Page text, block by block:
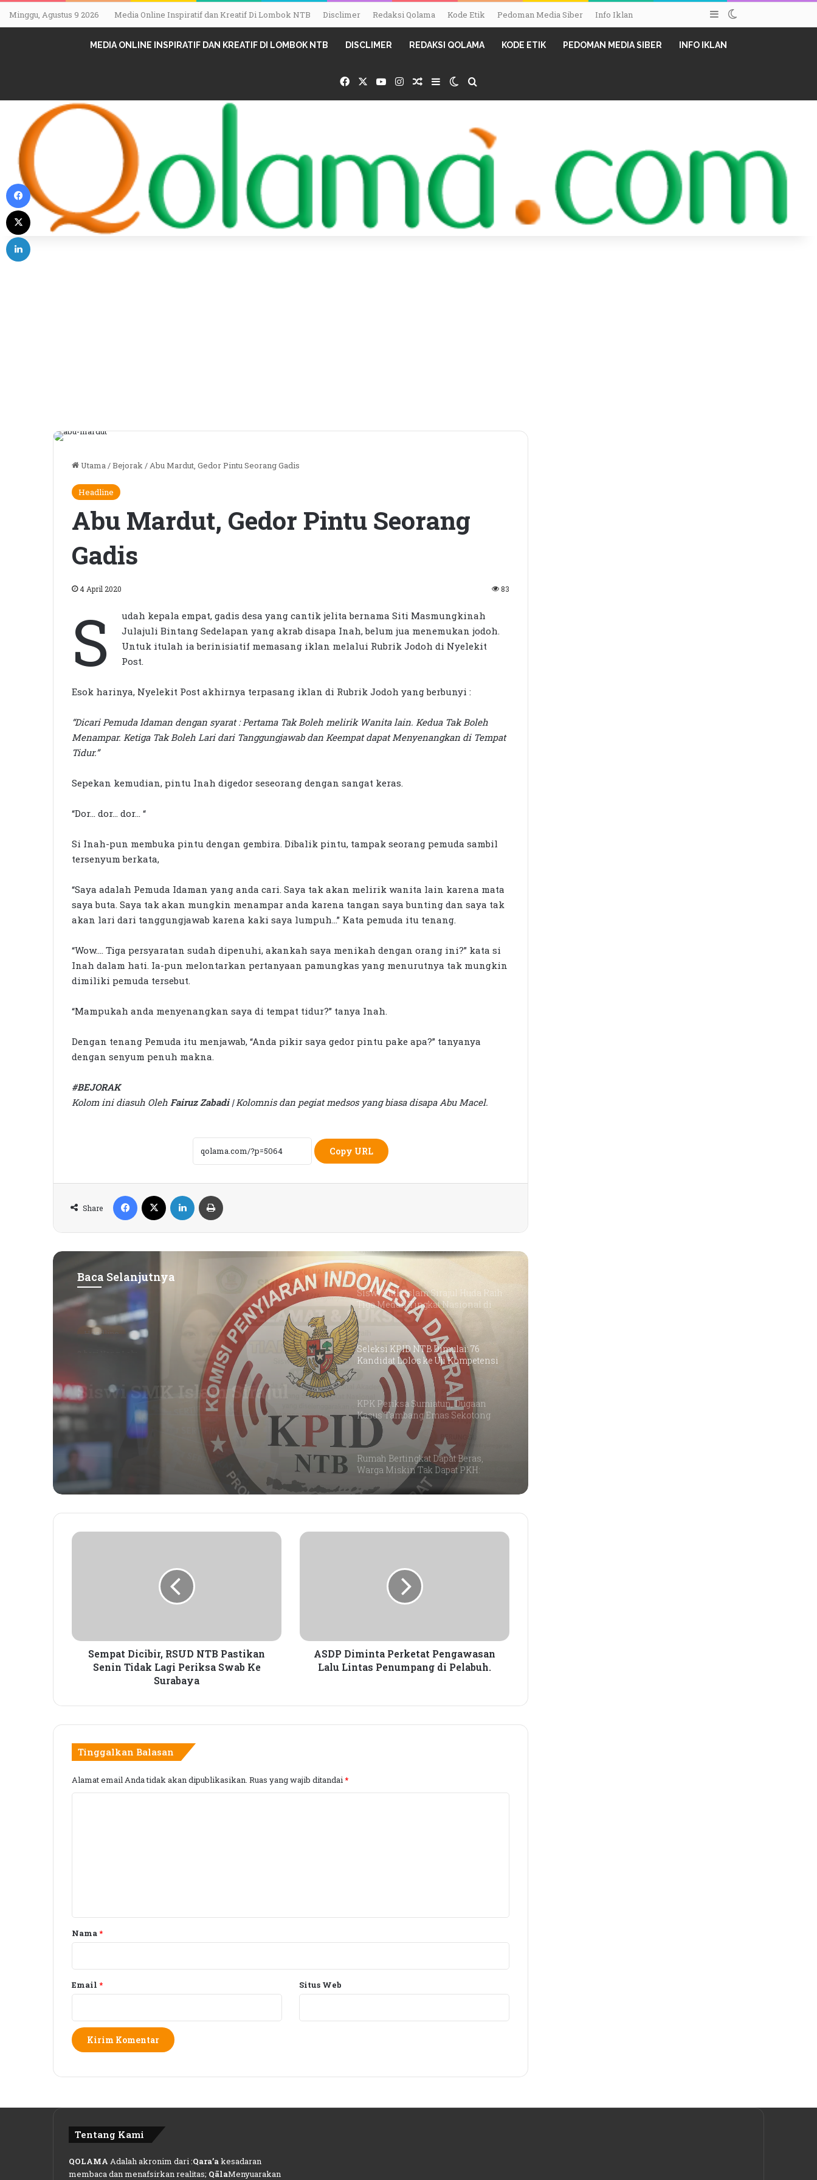
Minggu, Agustus 9 2026 Media Online Inspiratif dan Kreatif Di Lombok NTB Disclimer Redaksi Qolama Kode Etik Pedoman Media Siber Info Iklan Sidebar
MEDIA ONLINE INSPIRATIF DAN KREATIF DI LOMBOK NTB DISCLIMER REDAKSI QOLAMA KODE ETIK PEDOMAN MEDIA SIBER INFO IKLAN
FacebookYouTubeInstagram
Random Article
SidebarSwitch skin
Utama/Bejorak/Abu Mardut, Gedor Pintu Seorang Gadis
Headline
Abu Mardut, Gedor Pintu Seorang
Gadis
4 April 2020 83
S
udah kepala empat, gadis desa yang cantik jelita bernama Siti Masmungkinah
Julajuli Bintang Sedelapan yang akrab disapa Inah, belum jua menemukan jodoh.
Untuk itulah ia berinisiatif memasang iklan melalui Rubrik Jodoh di Nyelekit
Post.
Esok harinya, Nyelekit Post akhirnya terpasang iklan di Rubrik Jodoh yang berbunyi :
“Dicari Pemuda Idaman dengan syarat : Pertama Tak Boleh melirik Wanita lain. Kedua Tak Boleh
Menampar. Ketiga Tak Boleh Lari dari Tanggungjawab dan Keempat dapat Menyenangkan di Tempat
Tidur.”
Sepekan kemudian, pintu Inah digedor seseorang dengan sangat keras.
“Dor… dor… dor… “
Si Inah-pun membuka pintu dengan gembira. Dibalik pintu, tampak seorang pemuda sambil
tersenyum berkata,
“Saya adalah Pemuda Idaman yang anda cari. Saya tak akan melirik wanita lain karena mata
saya buta. Saya tak akan mungkin menampar anda karena tangan saya bunting dan saya tak
akan lari dari tanggungjawab karena kaki saya lumpuh…” Kata pemuda itu tenang.
“Wow…. Tiga persyaratan sudah dipenuhi, akankah saya menikah dengan orang ini?” kata si
Inah dalam hati. Ia-pun melontarkan pertanyaan pamungkas yang menurutnya tak mungkin
dimiliki pemuda tersebut.
“Mampukah anda menyenangkan saya di tempat tidur?” tanya Inah.
Dengan tenang Pemuda itu menjawab, “Anda pikir saya gedor pintu pake apa?” tanyanya
dengan senyum penuh makna.
#BEJORAK
Kolom ini diasuh Oleh Fairuz Zabadi| Kolomnis dan pegiat medsos yang biasa disapa Abu Macel.
Copy URL
Share
Facebook LinkedIn
Baca Selanjutnya
Headline
2 hari Yang Lalu
Seleksi KPID NTB Dimulai:
76 Kandidat Lolos ke Uji
Kompetensi
Siswi SMK Islam Sirajul Huda Raih
Tiga Medali Tingkat Nasional di
Ajang ATHENA 2026 MAPRESNAS
Kandidat Lolos ke Uji Kompetensi
Rumah Bertingkat Dapat Beras,
Kamar”
Dorong Koperasi Sebagai Penggerak
Ajak Ribuan Alumni Kembali
Siswi SMK Islam Sirajul Huda Raih
Tiga Medali Tingkat Nasional di
Ajang ATHENA 2026 MAPRESNAS
Seleksi KPID NTB Dimulai: 76
Kandidat Lolos ke Uji Kompetensi
KPK Periksa Sumiatun, Dugaan
Kasus Tambang Emas Sekotong
Rumah Bertingkat Dapat Beras,
Warga Miskin Tak Dapat PKH:
Hadrian Irfani Sebut Bantuan “Salah
Kamar”
Dorong Koperasi Sebagai Penggerak
Terhubung dengan Almamater
Siswi SMK Islam Sirajul Huda Raih
Seleksi KPID NTB Dimulai: 76
Kandidat Lolos ke Uji Kompetensi
Kasus Tambang Emas Sekotong
Hadrian Irfani Sebut Bantuan “Salah
Sempat
Periksa
SwabSempat Dicibir, RSUD NTB Pastikan
Senin Tidak Lagi Periksa Swab Ke
Surabaya
ASDP
Pelabuh.
ASDP Diminta Perketat Pengawasan
Lalu Lintas Penumpang di Pelabuh.
Tinggalkan Balasan
Alamat email Anda tidak akan dipublikasikan. Ruas yang wajib ditandai*
r
*
Nama*
Email * Situs Web
Tentang Kami
QOLAMA Adalah akronim dari :Qara’akesadaran
membaca dan menafsirkan realitas; QālaMenyuarakan
Facebook
LinkedIn